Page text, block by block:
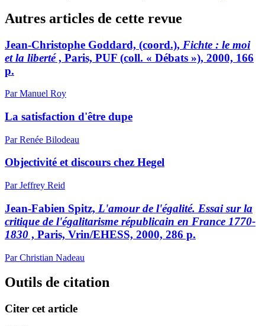
Autres articles de cette revue
Jean-Christophe Goddard, (coord.), Fichte : le moi
et la liberté, Paris, PUF (coll. « Débats »), 2000, 166
p.
Par Manuel Roy
La satisfaction d'être dupe
Par Renée Bilodeau
Objectivité et discours chez Hegel
Par Jeffrey Reid
Jean-Fabien Spitz, L'amour de l'égalité. Essai sur la
critique de l'égalitarisme républicain en France 1770-
1830 , Paris, Vrin/EHESS, 2000, 286 p.
Par Christian Nadeau
Outils de citation
Citer cet article